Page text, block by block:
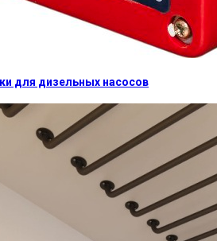
для дизельных насосов